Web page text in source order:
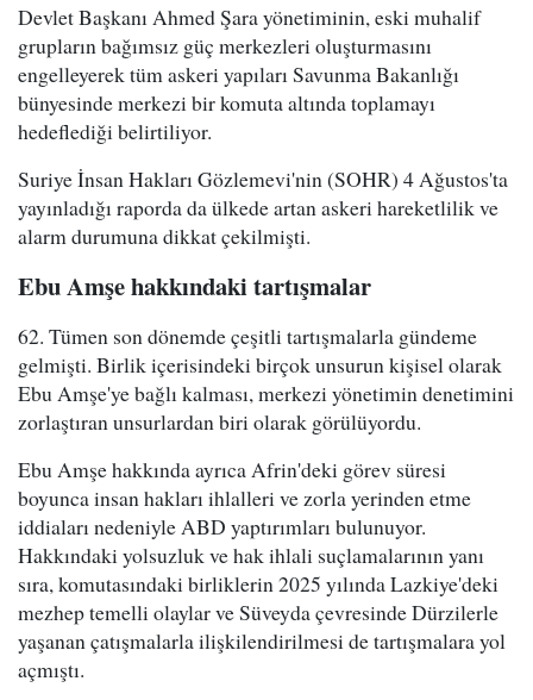
Devlet Başkanı Ahmed Şara yönetiminin, eski muhalif
grupların bağımsız güç merkezleri oluşturmasını
engelleyerek tüm askeri yapıları Savunma Bakanlığı
bünyesinde merkezi bir komuta altında toplamayı
hedeflediği belirtiliyor.
Suriye İnsan Hakları Gözlemevi'nin (SOHR) 4 Ağustos'ta
yayınladığı raporda da ülkede artan askeri hareketlilik ve
alarm durumuna dikkat çekilmişti.
Ebu Amşe hakkındaki tartışmalar
62. Tümen son dönemde çeşitli tartışmalarla gündeme
gelmişti. Birlik içerisindeki birçok unsurun kişisel olarak
Ebu Amşe'ye bağlı kalması, merkezi yönetimin denetimini
zorlaştıran unsurlardan biri olarak görülüyordu.
Ebu Amşe hakkında ayrıca Afrin'deki görev süresi
boyunca insan hakları ihlalleri ve zorla yerinden etme
iddiaları nedeniyle ABD yaptırımları bulunuyor.
Hakkındaki yolsuzluk ve hak ihlali suçlamalarının yanı
sıra, komutasındaki birliklerin 2025 yılında Lazkiye'deki
mezhep temelli olaylar ve Süveyda çevresinde Dürzilerle
yaşanan çatışmalarla ilişkilendirilmesi de tartışmalara yol
açmıştı.